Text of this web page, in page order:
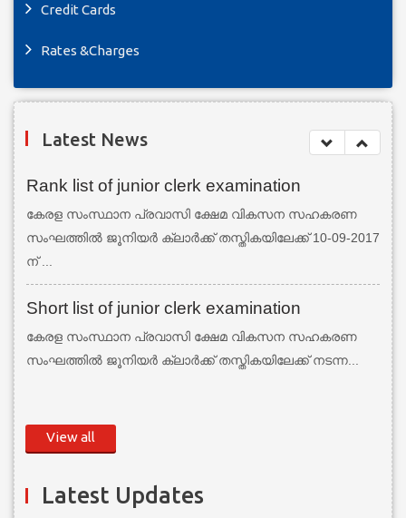
Credit Cards
Rates &Charges
Latest News
Rank list of junior clerk examination
കേരള സംസ്ഥാന പ്രവാസി ക്ഷേമ വികസന സഹകരണ
സംഘത്തില്‍ ജൂനിയര്‍ ക്ലാര്‍ക്ക് തസ്തികയിലേക്ക് 10-09-2017
ന് ...
Short list of junior clerk examination
കേരള സംസ്ഥാന പ്രവാസി ക്ഷേമ വികസന സഹകരണ
സംഘത്തില്‍ ജൂനിയര്‍ ക്ലാര്‍ക്ക് തസ്തികയിലേക്ക് നടന്ന...
View all
Latest Updates